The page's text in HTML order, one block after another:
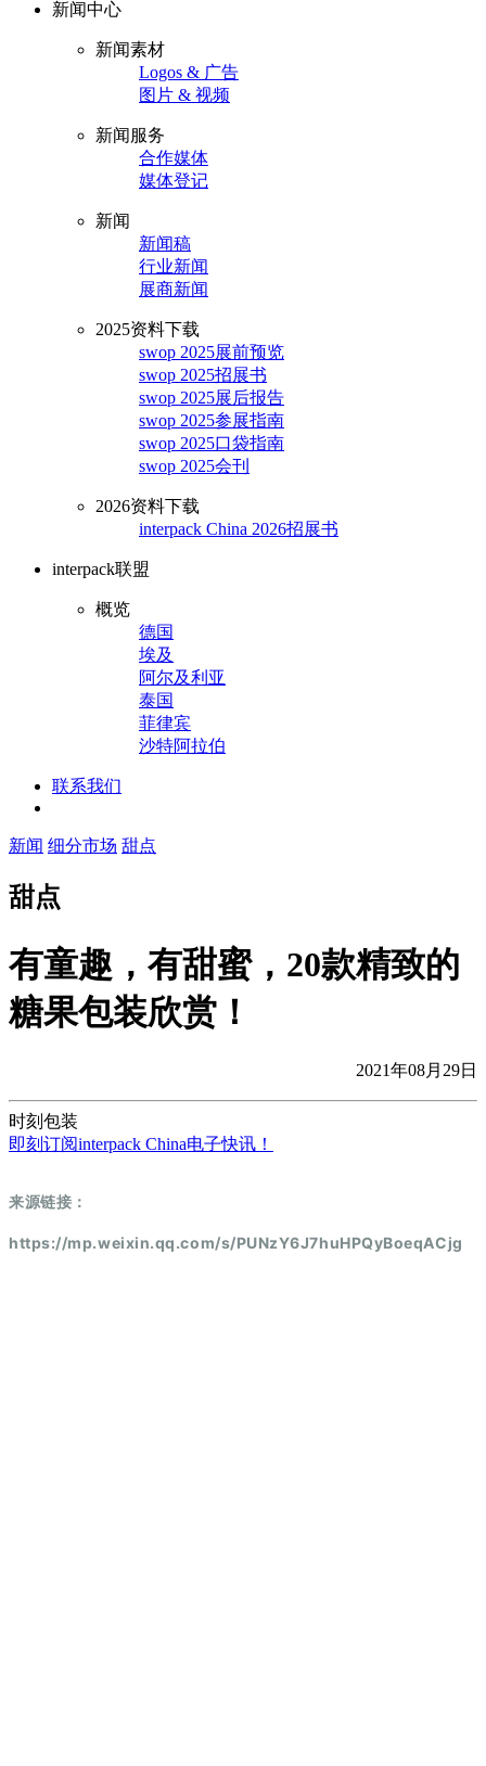
新闻中心
新闻素材
Logos & 广告
图片 & 视频
新闻服务
合作媒体
媒体登记
新闻
新闻稿
行业新闻
展商新闻
2025资料下载
swop 2025展前预览
swop 2025招展书
swop 2025展后报告
swop 2025参展指南
swop 2025口袋指南
swop 2025会刊
2026资料下载
interpack China 2026招展书
interpack联盟
概览
德国
埃及
阿尔及利亚
泰国
菲律宾
沙特阿拉伯
联系我们
新闻 细分市场 甜点
甜点
有童趣，有甜蜜，20款精致的
糖果包装欣赏！
2021年08月29日
时刻包装
即刻订阅interpack China电子快讯！
来源链接：
https://mp.weixin.qq.com/s/PUNzY6J7huHPQyBoeqACjg